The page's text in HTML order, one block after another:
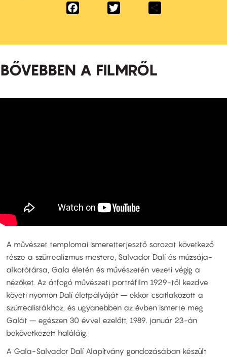
Facebook
BŐVEBBEN A FILMRŐL
A művészet templomai ismeretterjesztő sorozat következő
része a szürrealizmus mestere, Salvador Dalí és múzsája-
alkotótársa, Gala életén és művészetén vezeti végig a
nézőket. Az átfogó művészeti portréfilm 1929-től kezdve
követi nyomon Dalí életpályáját – ekkor csatlakozott a
szürrealistákhoz, és ugyanebben az évben ismerte meg
Galát – egészen 30 évvel ezelőtt, 1989. január 23-án
bekövetkezett haláláig.
A Gala-Salvador Dalí Alapítvány gondozásában készült